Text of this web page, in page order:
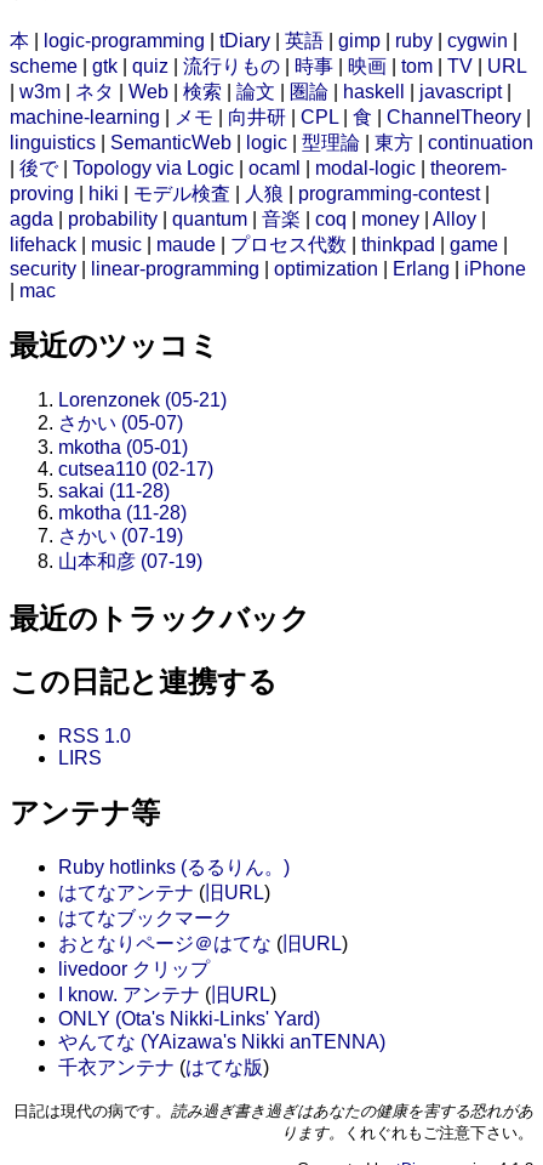
本 logic-programming tDiary 英語 gimp ruby cygwin
scheme
gtk quiz 流行りもの 時事 映画 tom TV
URL
w3m ネタ Web 検索 論文 圏論 haskell javascript|
machine-learning
メモ 向井研 CPL 食 ChannelTheory
linguistics
SemanticWeb logic 型理論 東方
continuation
後で| Topology via Logic ocaml modal-logic
theorem-
proving
hiki モデル検査 人狼 programming-contest|
agda
probability quantum 音楽 coq money Alloy
lifehack
music maude プロセス代数 thinkpad game
security
linear-programming optimization Erlang
iPhone
mac
最近のツッコミ
Lorenzonek (05-21)
さかい (05-07)
mkotha (05-01)
cutsea110 (02-17)
sakai (11-28)
mkotha (11-28)
さかい (07-19)
山本和彦 (07-19)
最近のトラックバック
この日記と連携する
RSS 1.0
LIRS
アンテナ等
Ruby hotlinks (るるりん。)
はてなアンテナ ( 旧URL)
はてなブックマーク
おとなりページ＠はてな ( 旧URL)
livedoor クリップ
I know. アンテナ ( 旧URL)
ONLY (Ota's Nikki-Links' Yard)
やんてな (YAizawa's Nikki anTENNA)
千衣アンテナ (はてな版)
日記は現代の病です。 読み過ぎ書き過ぎはあなたの健康を害する恐れがあ
ります。
くれぐれもご注意下さい。